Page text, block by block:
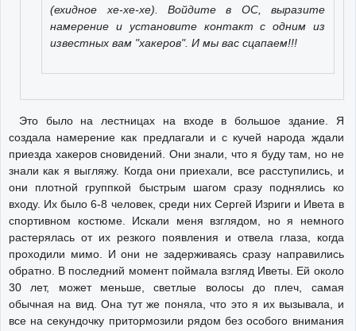
(ехидное хе-хе-хе). Войдите в ОС, выразите
намерение и установите контакт с одним из
известных вам "хакеров". И мы вас сцапаем!!!
Это было на лестницах на входе в большое здание. Я
создала намерение как предлагали и с кучей народа ждали
приезда хакеров сновидений. Они знали, что я буду там, но не
знали как я выгляжу. Когда они приехали, все расступились, и
они плотной группкой быстрым шагом сразу поднялись ко
входу. Их было 6-8 человек, среди них Сергей Изриги и Ивета в
спортивном костюме. Искали меня взглядом, но я немного
растерялась от их резкого появления и отвела глаза, когда
проходили мимо. И они не задерживаясь сразу направились
обратно. В последний момент поймала взгляд Иветы. Ей около
30 лет, может меньше, светлые волосы до плеч, самая
обычная на вид. Она тут же поняла, что это я их вызывала, и
все на секундочку притормозили рядом без особого внимания